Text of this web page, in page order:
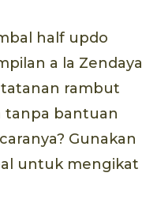
half updo
a la Zendaya
rambut
tanpa bantuan
Gunakan
untuk mengikat